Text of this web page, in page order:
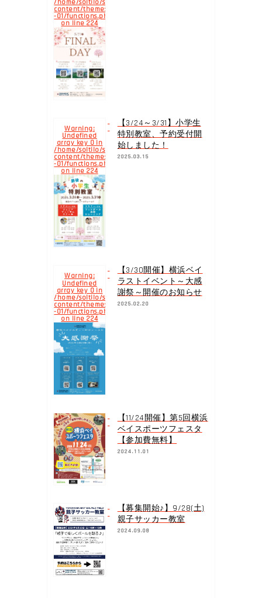
/home/soltilo/soltilo.co.jp/public_html/
content/themes/yokohama-
-01/functions.php
on line224
Warning:
Undefined
array key 0 in
/home/soltilo/soltilo.co.jp/public_html/
content/themes/yokohama-
-01/functions.php
on line224
【3/24～3/31】小学生
特別教室、予約受付開
始しました！
2025.03.15
Warning:
Undefined
array key 0 in
/home/soltilo/soltilo.co.jp/public_html/
content/themes/yokohama-
-01/functions.php
on line224
【3/30開催】横浜ベイ
ラストイベント～大感
謝祭～開催のお知らせ
2025.02.20
【11/24開催】第5回横浜
ベイスポーツフェスタ
【参加費無料】
2024.11.01
【募集開始♪】9/28(土)
親子サッカー教室
2024.09.08